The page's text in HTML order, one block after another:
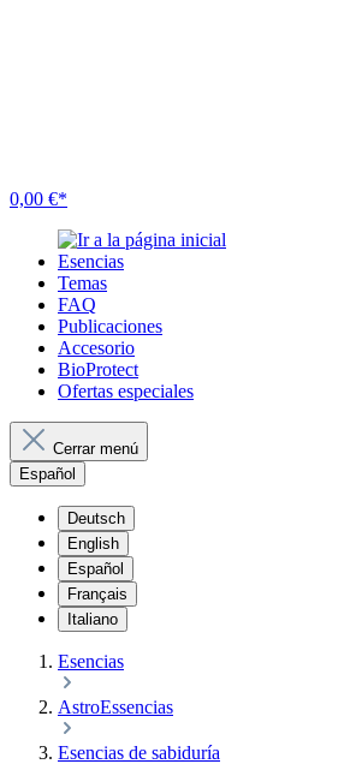
0,00 €*
Esencias
Temas
FAQ
Publicaciones
Accesorio
BioProtect
Ofertas especiales
Cerrar menú
Español
Deutsch
English
Español
Français
Italiano
Esencias
AstroEssencias
Esencias de sabiduría